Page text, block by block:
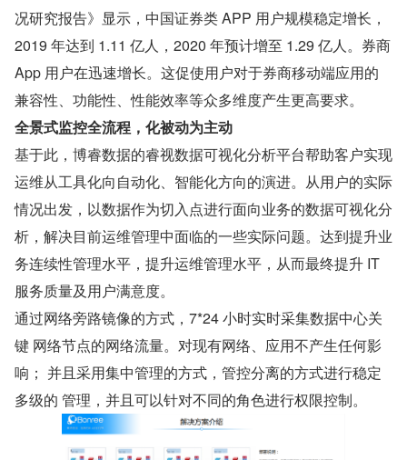
况研究报告》显示，中国证券类 APP 用户规模稳定增长，
2019 年达到 1.11 亿人，2020 年预计增至 1.29 亿人。券商
App 用户在迅速增长。这促使用户对于券商移动端应用的
兼容性、功能性、性能效率等众多维度产生更高要求。
全景式监控全流程，化被动为主动
基于此，博睿数据的睿视数据可视化分析平台帮助客户实现
运维从工具化向自动化、智能化方向的演进。从用户的实际
情况出发，以数据作为切入点进行面向业务的数据可视化分
析，解决目前运维管理中面临的一些实际问题。达到提升业
务连续性管理水平，提升运维管理水平，从而最终提升 IT
服务质量及用户满意度。
通过网络旁路镜像的方式，7*24 小时实时采集数据中心关
键 网络节点的网络流量。对现有网络、应用不产生任何影
响； 并且采用集中管理的方式，管控分离的方式进行稳定
多级的 管理，并且可以针对不同的角色进行权限控制。